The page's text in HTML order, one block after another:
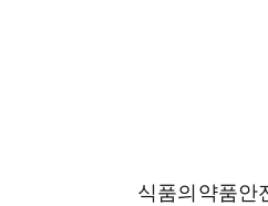
식품의약품안